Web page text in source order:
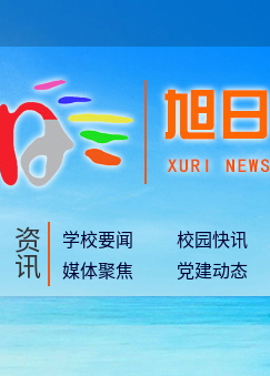
资
讯
学校要闻
校园快讯
媒体聚焦
党建动态